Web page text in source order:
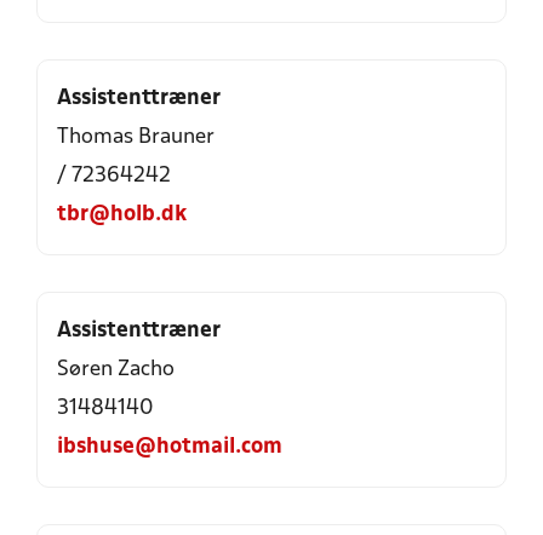
Assistenttræner
Thomas Brauner
/ 72364242
tbr@holb.dk
Assistenttræner
Søren Zacho
31484140
ibshuse@hotmail.com